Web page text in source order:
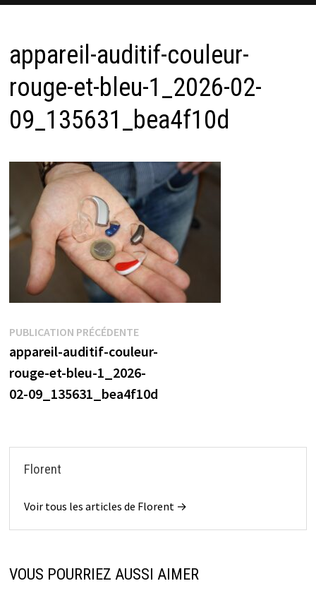
appareil-auditif-couleur-
rouge-et-bleu-1_2026-02-
09_135631_bea4f10d
Navigation
de
l’article
PUBLICATION PRÉCÉDENTEPublication
précédente :
appareil-auditif-couleur-
rouge-et-bleu-1_2026-
02-09_135631_bea4f10d
Florent
Voir tous les articles de Florent →
VOUS POURRIEZ AUSSI AIMER